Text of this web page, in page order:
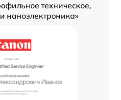
техническое,
наноэлектроника»